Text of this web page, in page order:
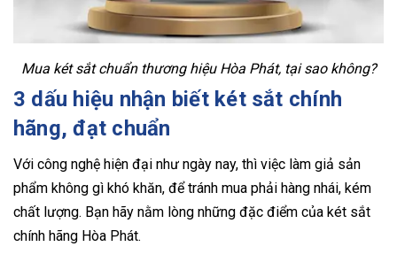
Mua két sắt chuẩn thương hiệu Hòa Phát, tại sao không?
3 dấu hiệu nhận biết két sắt chính
hãng, đạt chuẩn
Với công nghệ hiện đại như ngày nay, thì việc làm giả sản
phẩm không gì khó khăn, để tránh mua phải hàng nhái, kém
chất lượng. Bạn hãy nằm lòng những đặc điểm của két sắt
chính hãng Hòa Phát.